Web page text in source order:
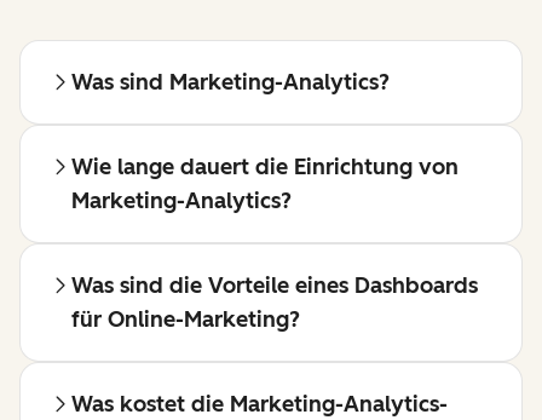
Was sind Marketing-Analytics?
Wie lange dauert die Einrichtung von
Marketing-Analytics?
Was sind die Vorteile eines Dashboards
für Online-Marketing?
Was kostet die Marketing-Analytics-